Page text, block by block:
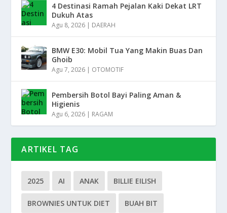
4 Destinasi Ramah Pejalan Kaki Dekat LRT
Dukuh Atas
Agu 8, 2026 | DAERAH
BMW E30: Mobil Tua Yang Makin Buas Dan
Ghoib
Agu 7, 2026 | OTOMOTIF
Pembersih Botol Bayi Paling Aman &
Higienis
Agu 6, 2026 | RAGAM
ARTIKEL TAG
2025 AI ANAK BILLIE EILISH
BROWNIES UNTUK DIET BUAH BIT